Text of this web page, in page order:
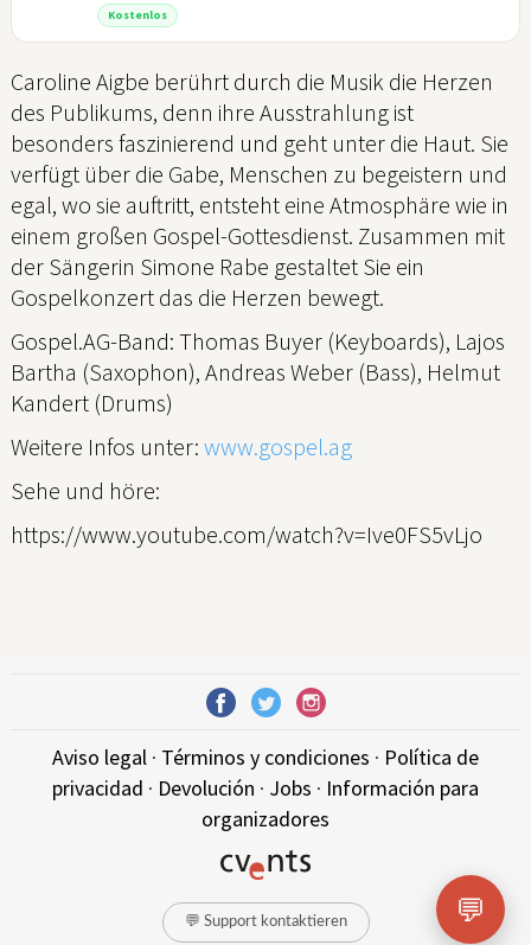
Kostenlos
Caroline Aigbe berührt durch die Musik die Herzen
des Publikums, denn ihre Ausstrahlung ist
besonders faszinierend und geht unter die Haut. Sie
verfügt über die Gabe, Menschen zu begeistern und
egal, wo sie auftritt, entsteht eine Atmosphäre wie in
einem großen Gospel-Gottesdienst. Zusammen mit
der Sängerin Simone Rabe gestaltet Sie ein
Gospelkonzert das die Herzen bewegt.
Gospel.AG-Band: Thomas Buyer (Keyboards), Lajos
Bartha (Saxophon), Andreas Weber (Bass), Helmut
Kandert (Drums)
Weitere Infos unter: www.gospel.ag
Sehe und höre:
https://www.youtube.com/watch?v=Ive0FS5vLjo
Aviso legal · Términos y condiciones · Política de
privacidad · Devolución · Jobs · Información para
organizadores
💬 Support kontaktieren 💬